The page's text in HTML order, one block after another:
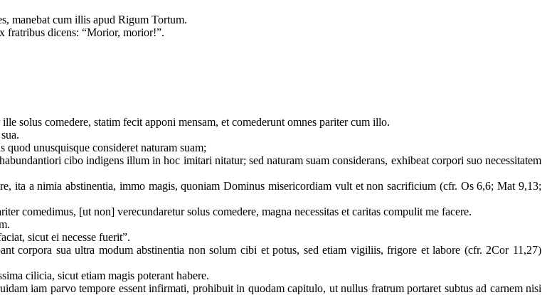
manebat cum illis apud Rigum Tortum.
fratribus dicens: “Morior, morior!”.
solus comedere, statim fecit apponi mensam, et comederunt omnes pariter cum illo.
unusquisque consideret naturam suam;
cibo indigens illum in hoc imitari nitatur; sed naturam suam considerans, exhibeat corpori suo necessitatem
ita a nimia abstinentia, immo magis, quoniam Dominus misericordiam vult et non sacrificium (cfr. Os 6,6; Mat 9,13;
comedimus, [ut non] verecundaretur solus comedere, magna necessitas et caritas compulit me facere.
sicut ei necesse fuerit”.
corpora sua ultra modum abstinentia non solum cibi et potus, sed etiam vigiliis, frigore et labore (cfr. 2Cor 11,27)
cilicia, sicut etiam magis poterant habere.
iam parvo tempore essent infirmati, prohibuit in quodam capitulo, ut nullus fratrum portaret subtus ad carnem nisi